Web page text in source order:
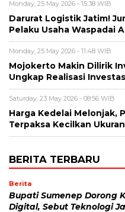
Monday, 25 May 2026 - 15:38 WIB
Darurat Logistik Jatim!
Pelaku Usaha Waspadai
Monday, 25 May 2026 - 11:48 WIB
Mojokerto Makin Dilirik
Ungkap Realisasi
Saturday, 23 May 2026 - 08:56 WIB
Harga Kedelai Melonjak,
Terpaksa Kecilkan
BERITA TERBARU
Berita
Bupati Sumenep Dorong
Digital, Sebut Teknologi